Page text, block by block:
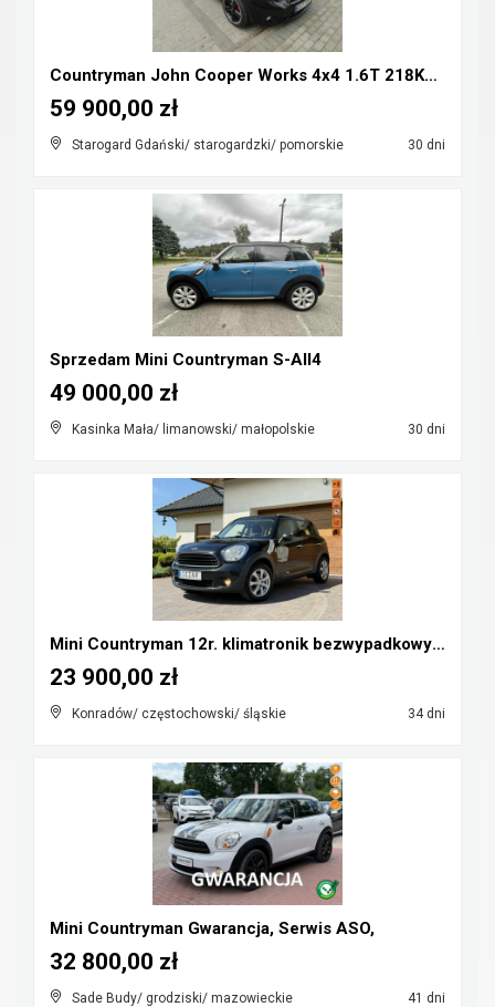
Countryman John Cooper Works 4x4 1.6T 218KM Mozliw...
Starogard Gdański/ starogardzki/ pomorskie 30 dni
59 900,00 zł
Sprzedam Mini Countryman S-All4
Kasinka Mała/ limanowski/ małopolskie 30 dni
49 000,00 zł
Mini Countryman 12r. klimatronik bezwypadkowy Cz-w...
Konradów/ częstochowski/ śląskie 34 dni
23 900,00 zł
Mini Countryman Gwarancja, Serwis ASO,
Sade Budy/ grodziski/ mazowieckie 41 dni
32 800,00 zł